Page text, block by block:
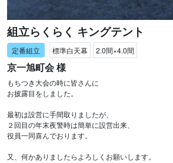
組立らくらく キングテント
標準白天幕 2.0間×4.0間
京一旭町会 様
もちつき大会の時に皆さんに
お披露目をしました。
最初は設営に手間取りましたが、
２回目の年末夜警時は簡単に設営出来、
役員一同喜んでおります。
又、何かありましたらよろしくお願いします。